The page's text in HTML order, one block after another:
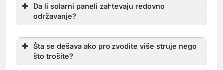
Da li solarni paneli zahtevaju redovno
održavanje?
Šta se dešava ako proizvodite više struje nego
što trošite?